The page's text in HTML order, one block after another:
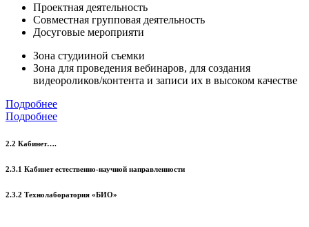
Проектная деятельность
Совместная групповая деятельность
Досуговые мероприяти
Зона студииной съемки
Зона для проведения вебинаров, для создания
видеороликов/контента и записи их в высоком качестве
Подробнее
Подробнее
2.2 Кабинет….
2.3.1 Кабинет естественно-научной направленности
2.3.2 Технолаборатория «БИО»